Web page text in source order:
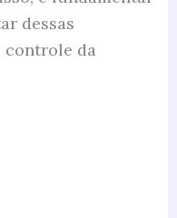
dessas
controle da